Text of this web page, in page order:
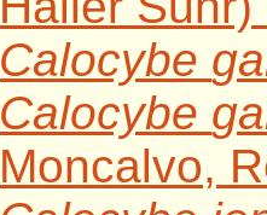
Calocybe
Calocybe
Moncalvo,